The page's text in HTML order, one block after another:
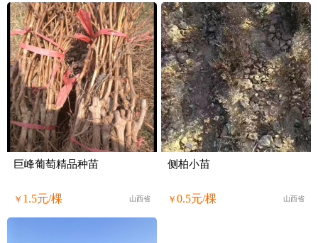
巨峰葡萄精品种苗
￥ 1.5元/棵 山西省
侧柏小苗
￥ 0.5元/棵 山西省